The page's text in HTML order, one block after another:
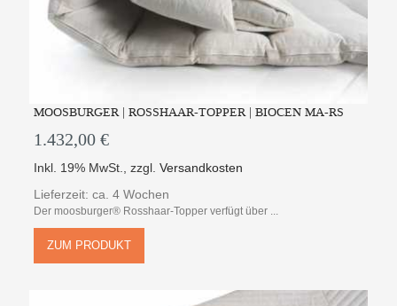
MOOSBURGER | ROSSHAAR-TOPPER | BIOCEN MA-RS
1.432,00 €
Inkl. 19% MwSt. ,zzgl.Versandkosten
Lieferzeit: ca. 4 Wochen
Der moosburger® Rosshaar-Topper verfügt über ...
ZUM PRODUKT